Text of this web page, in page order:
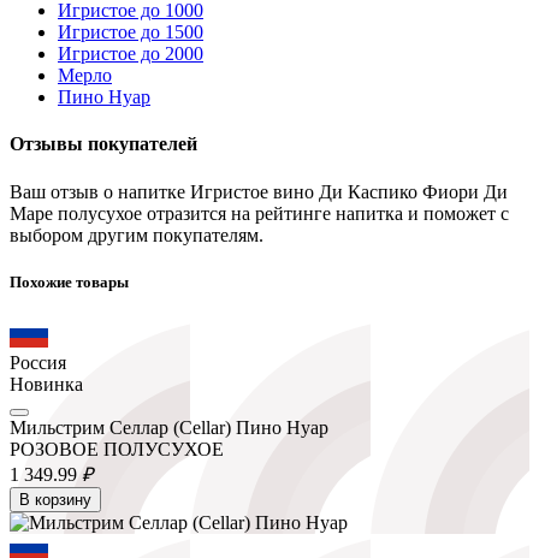
Игристое до 1000
Игристое до 1500
Игристое до 2000
Мерло
Пино Нуар
Отзывы покупателей
Ваш отзыв о напитке Игристое вино Ди Каспико Фиори Ди
Маре полусухое отразится на рейтинге напитка и поможет с
выбором другим покупателям.
Похожие товары
Россия
Новинка
Мильстрим Селлар (Cellar) Пино Нуар
РОЗОВОЕ ПОЛУСУХОЕ
1 349.99 ₽
В корзину